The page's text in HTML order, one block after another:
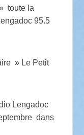
toute la
95.5
» Le Petit
Lengadoc
dans